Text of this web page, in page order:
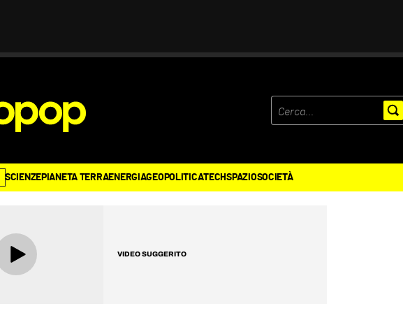
SCIENZEPIANETA TERRAENERGIAGEOPOLITICATECHSPAZIOSOCIETÀ
VIDEO SUGGERITO